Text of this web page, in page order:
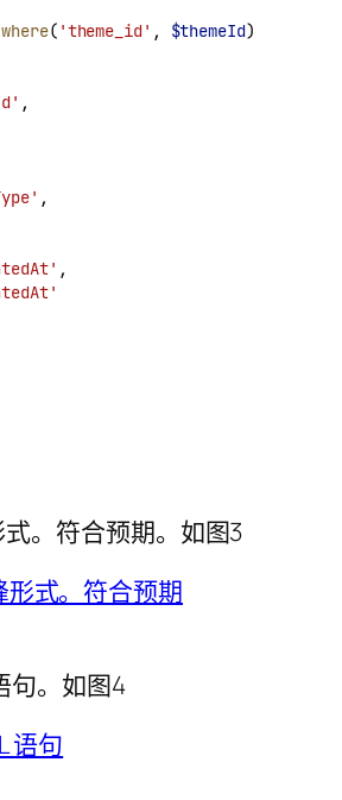
where( 'theme_id' , $themeId)
,
,
,
。符合预期。如图3
句。如图4